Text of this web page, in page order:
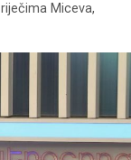
Miceva,